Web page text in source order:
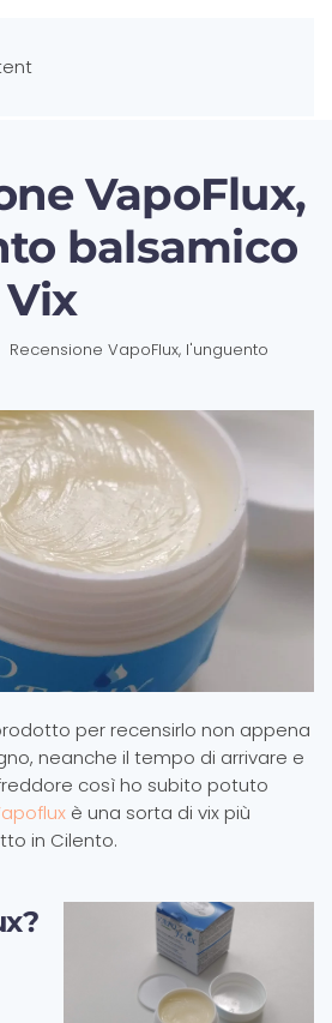
VapoFlux,
balsamico
Recensione VapoFlux, l'unguento
per recensirlo non appena
neanche il tempo di arrivare e
così ho subito potuto
è una sorta di vix più
in Cilento.